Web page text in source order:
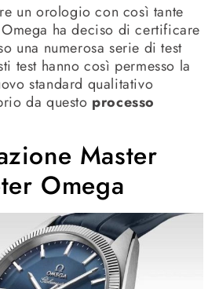
un orologio con così tante
ha deciso di certificare
una numerosa serie di test
test hanno così permesso la
standard qualitativo
da questo processo
Master
Omega